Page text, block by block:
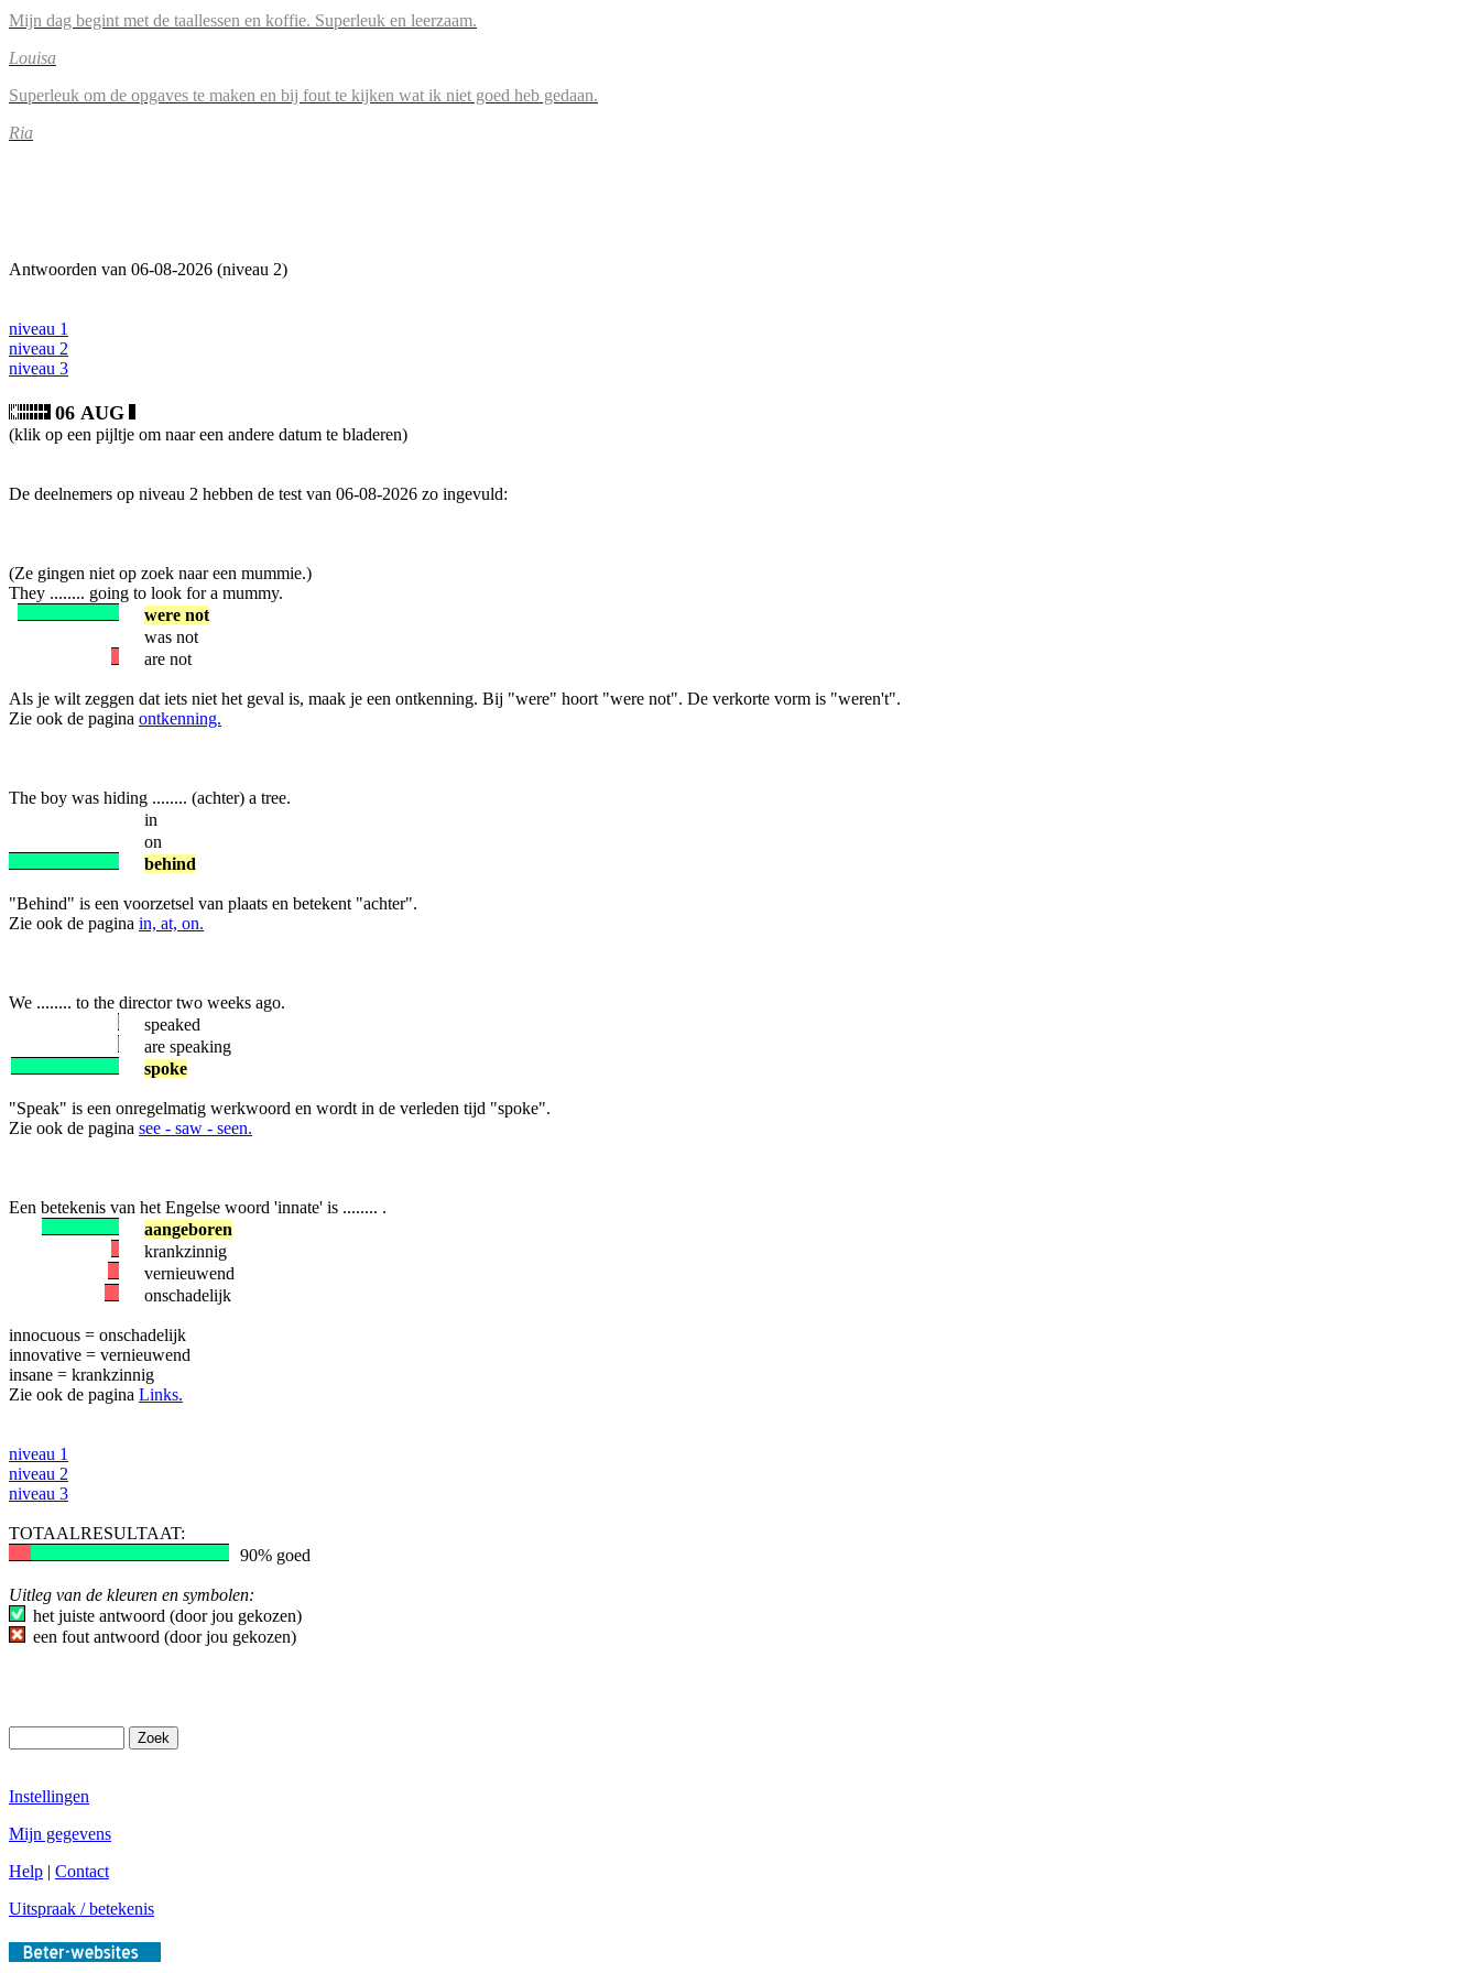
Mijn dag begint met de taallessen en koffie. Superleuk en leerzaam.
Louisa
Superleuk om de opgaves te maken en bij fout te kijken wat ik niet goed heb gedaan.
Ria
Antwoorden van 06-08-2026 (niveau 2)
niveau 1
niveau 2
niveau 3
06 AUG
(klik op een pijltje om naar een andere datum te bladeren)
De deelnemers op niveau 2 hebben de test van 06-08-2026 zo ingevuld:
(Ze gingen niet op zoek naar een mummie.)
They ........ going to look for a mummy.
were not
was not
are not
Als je wilt zeggen dat iets niet het geval is, maak je een ontkenning. Bij "were" hoort "were not". De verkorte vorm is "weren't".
Zie ook de pagina ontkenning.
The boy was hiding ........ (achter) a tree.
in
on
behind
"Behind" is een voorzetsel van plaats en betekent "achter".
Zie ook de pagina in, at, on.
We ........ to the director two weeks ago.
speaked
are speaking
spoke
"Speak" is een onregelmatig werkwoord en wordt in de verleden tijd "spoke".
Zie ook de pagina see - saw - seen.
Een betekenis van het Engelse woord 'innate' is ........ .
aangeboren
krankzinnig
vernieuwend
onschadelijk
innocuous = onschadelijk
innovative = vernieuwend
insane = krankzinnig
Zie ook de pagina Links.
niveau 1
niveau 2
niveau 3
TOTAALRESULTAAT:
90% goed
Uitleg van de kleuren en symbolen:
het juiste antwoord (door jou gekozen)
een fout antwoord (door jou gekozen)
Instellingen
Mijn gegevens
Help | Contact
Uitspraak / betekenis